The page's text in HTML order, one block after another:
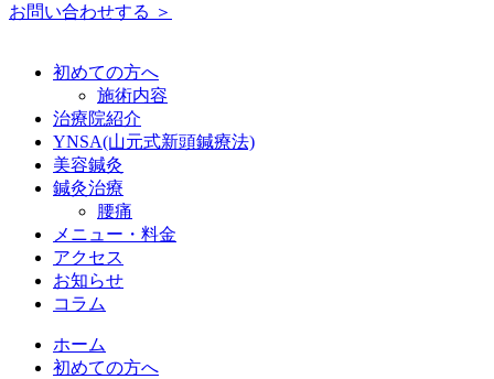
お問い合わせする ＞
初めての方へ
施術内容
治療院紹介
YNSA(山元式新頭鍼療法)
美容鍼灸
鍼灸治療
腰痛
メニュー・料金
アクセス
お知らせ
コラム
ホーム
初めての方へ